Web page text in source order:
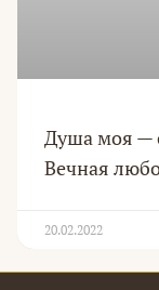
Душа моя —
Вечная
20.02.2022